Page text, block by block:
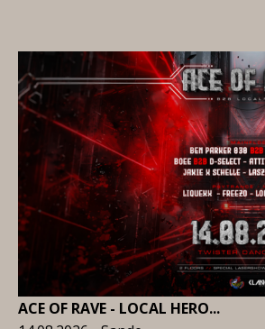
ACE OF RAVE - LOCAL HERO...